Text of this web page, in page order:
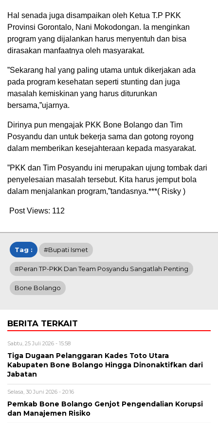
Hal senada juga disampaikan oleh Ketua T.P PKK
Provinsi Gorontalo, Nani Mokodongan. Ia menginkan
program yang dijalankan harus menyentuh dan bisa
dirasakan manfaatnya oleh masyarakat.
”Sekarang hal yang paling utama untuk dikerjakan ada
pada program kesehatan seperti stunting dan juga
masalah kemiskinan yang harus diturunkan
bersama,”ujarnya.
Dirinya pun mengajak PKK Bone Bolango dan Tim
Posyandu dan untuk bekerja sama dan gotong royong
dalam memberikan kesejahteraan kepada masyarakat.
”PKK dan Tim Posyandu ini merupakan ujung tombak dari
penyelesaian masalah tersebut. Kita harus jemput bola
dalam menjalankan program,”tandasnya.***( Risky )
Post Views: 112
Tag : #Bupati Ismet
#Peran TP-PKK Dan Team Posyandu Sangatlah Penting
Bone Bolango
BERITA TERKAIT
Sabtu, 25 Juli 2026 - 15:58
Tiga Dugaan Pelanggaran Kades Toto Utara
Kabupaten Bone Bolango Hingga Dinonaktifkan dari
Jabatan
Selasa, 30 Juni 2026 - 20:16
Pemkab Bone Bolango Genjot Pengendalian Korupsi
dan Manajemen Risiko